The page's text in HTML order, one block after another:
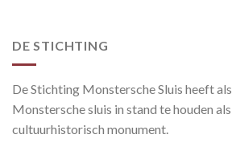
DE STICHTING
De Stichting Monstersche Sluis heeft
Monstersche sluis in stand te houden
cultuurhistorisch monument.